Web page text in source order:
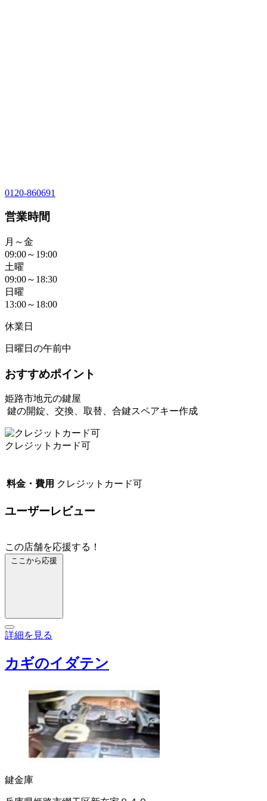
0120-860691
営業時間
月～金
09:00～19:00
土曜
09:00～18:30
日曜
13:00～18:00
休業日
日曜日の午前中
おすすめポイント
姫路市地元の鍵屋
鍵の開錠、交換、取替、合鍵スペアキー作成
クレジットカード可
料金・費用 クレジットカード可
ユーザーレビュー
この店舗を応援する！
ここから応援
詳細を見る
カギのイダテン
鍵金庫